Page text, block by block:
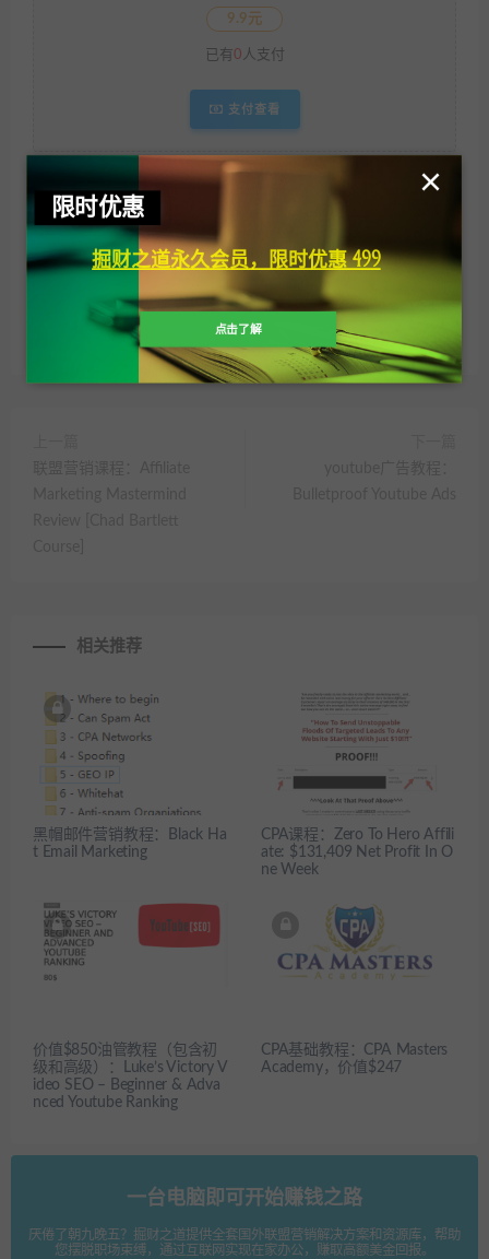
9.9元
已有 0 人支付
支付查看
欢迎访问掘财之道官网，我们一直在努力！
掘财之道»YouTube CashCow课程：从初级到高级的完整课程 这
是你唯一需要的YouTube课程!(它涵盖了从开始到结束的所有内容)
相关推荐
黑帽邮件营销教程：Black Ha
t Email Marketing
CPA课程：Zero To Hero Affili
ate: $131,409 Net Profit In O
ne Week
价值$850油管教程（包含初
级和高级）：Luke’s Victory V
ideo SEO – Beginner & Adva
nced Youtube Ranking
CPA基础教程：CPA Masters
Academy，价值$247
一台电脑即可开始赚钱之路
厌倦了朝九晚五？掘财之道提供全套国外联盟营销解决方案和资源库，帮助
您摆脱职场束缚，通过互联网实现在家办公，赚取高额美金回报。
限时优惠
掘财之道永久会员，限时优惠 499
点击了解
×